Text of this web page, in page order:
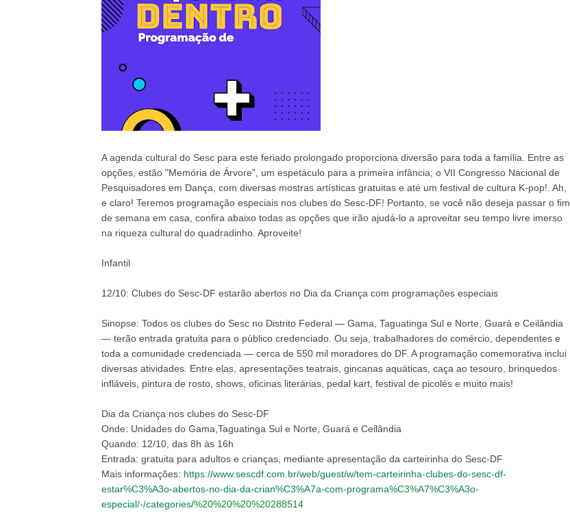
A agenda cultural do Sesc para este feriado prolongado proporciona diversão para toda a família. Entre as
opções, estão "Memória de Árvore", um espetáculo para a primeira infância; o VII Congresso Nacional de
Pesquisadores em Dança, com diversas mostras artísticas gratuitas e até um festival de cultura K-pop!. Ah,
e claro! Teremos programação especiais nos clubes do Sesc-DF! Portanto, se você não deseja passar o fim
de semana em casa, confira abaixo todas as opções que irão ajudá-lo a aproveitar seu tempo livre imerso
na riqueza cultural do quadradinho. Aproveite!
Infantil
12/10: Clubes do Sesc-DF estarão abertos no Dia da Criança com programações especiais
Sinopse: Todos os clubes do Sesc no Distrito Federal — Gama, Taguatinga Sul e Norte, Guará e Ceilândia
— terão entrada gratuita para o público credenciado. Ou seja, trabalhadores do comércio, dependentes e
toda a comunidade credenciada — cerca de 550 mil moradores do DF. A programação comemorativa inclui
diversas atividades. Entre elas, apresentações teatrais, gincanas aquáticas, caça ao tesouro, brinquedos
infláveis, pintura de rosto, shows, oficinas literárias, pedal kart, festival de picolés e muito mais!
Dia da Criança nos clubes do Sesc-DF
Onde: Unidades do Gama,Taguatinga Sul e Norte, Guará e Ceilândia
Quando: 12/10, das 8h às 16h
Entrada: gratuita para adultos e crianças, mediante apresentação da carteirinha do Sesc-DF
Mais informações: https://www.sescdf.com.br/web/guest/w/tem-carteirinha-clubes-do-sesc-df-
estar%C3%A3o-abertos-no-dia-da-crian%C3%A7a-com-programa%C3%A7%C3%A3o-
especial/-/categories/%20%20%20%20288514